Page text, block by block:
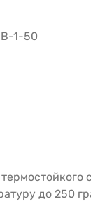
1-50
до 250